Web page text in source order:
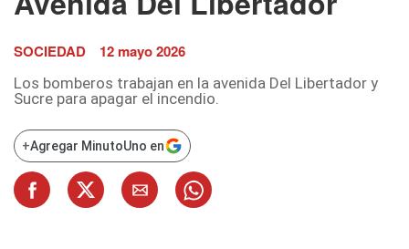
SOCIEDAD 12 mayo 2026
Los bomberos trabajan en la avenida Del Libertador y
Sucre para apagar el incendio.
+Agregar MinutoUno en